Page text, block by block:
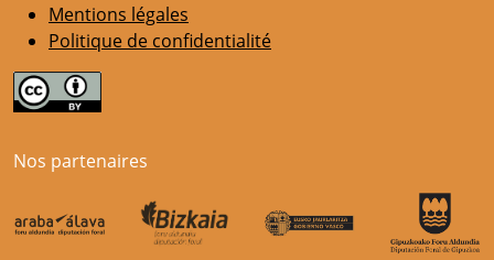
Mentions légales
Politique de confidentialité
Nos partenaires